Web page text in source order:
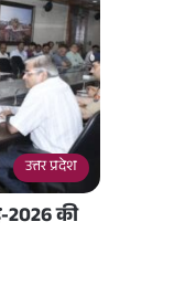
उत्तर प्रदेश
2026 की